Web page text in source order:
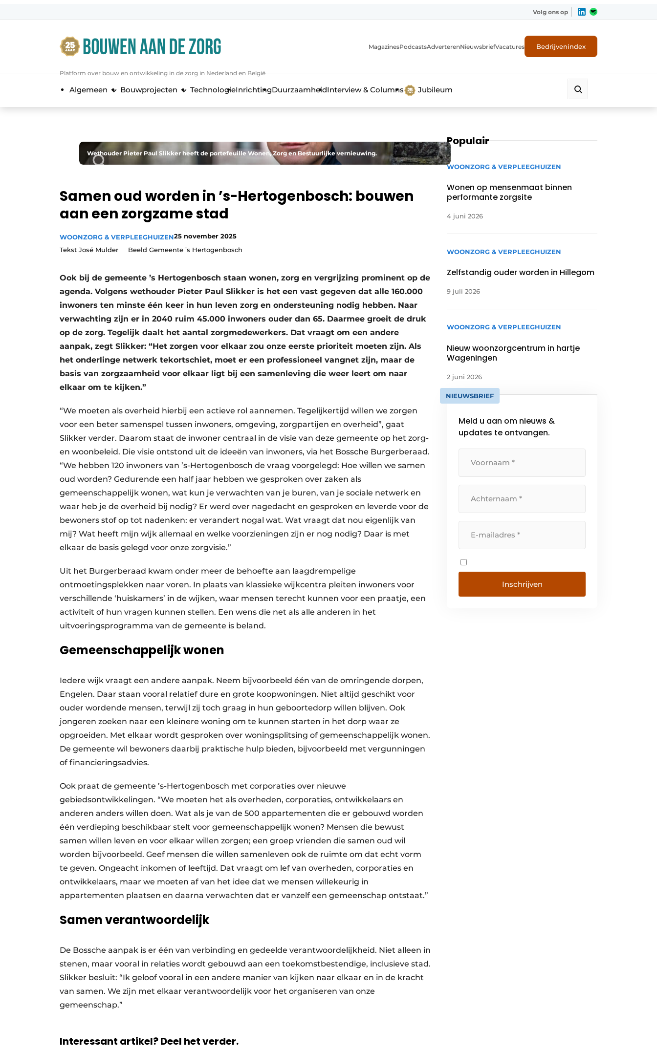
Algemene voorwaarden
Jaarboek
Jubileumboek
Nieuwsbrief
Podcasts
Vacature aanmelden
Video’s
Volg ons op
Platform over bouw en ontwikkeling in de zorg in Nederland en België
MagazinesPodcastsAdverterenNieuwsbriefVacatures Bedrijvenindex
Algemeen Bouwprojecten TechnologieInrichtingDuurzaamheidInterview & Columns Jubileum
Wethouder Pieter Paul Slikker heeft de portefeuille Wonen, Zorg en Bestuurlijke vernieuwing.
Samen oud worden in ’s-Hertogenbosch: bouwen
aan een zorgzame stad
WOONZORG & VERPLEEGHUIZEN25 november 2025
Tekst José Mulder Beeld Gemeente ’s Hertogenbosch
Ook bij de gemeente ’s Hertogenbosch staan wonen, zorg en vergrijzing prominent op de
agenda. Volgens wethouder Pieter Paul Slikker is het een vast gegeven dat alle 160.000
inwoners ten minste één keer in hun leven zorg en ondersteuning nodig hebben. Naar
verwachting zijn er in 2040 ruim 45.000 inwoners ouder dan 65. Daarmee groeit de druk
op de zorg. Tegelijk daalt het aantal zorgmedewerkers. Dat vraagt om een andere
aanpak, zegt Slikker: “Het zorgen voor elkaar zou onze eerste prioriteit moeten zijn. Als
het onderlinge netwerk tekortschiet, moet er een professioneel vangnet zijn, maar de
basis van zorgzaamheid voor elkaar ligt bij een samenleving die weer leert om naar
elkaar om te kijken.”
“We moeten als overheid hierbij een actieve rol aannemen. Tegelijkertijd willen we zorgen
voor een beter samenspel tussen inwoners, omgeving, zorgpartijen en overheid”, gaat
Slikker verder. Daarom staat de inwoner centraal in de visie van deze gemeente op het zorg-
en woonbeleid. Die visie ontstond uit de ideeën van inwoners, via het Bossche Burgerberaad.
“We hebben 120 inwoners van ’s-Hertogenbosch de vraag voorgelegd: Hoe willen we samen
oud worden? Gedurende een half jaar hebben we gesproken over zaken als
gemeenschappelijk wonen, wat kun je verwachten van je buren, van je sociale netwerk en
waar heb je de overheid bij nodig? Er werd over nagedacht en gesproken en leverde voor de
bewoners stof op tot nadenken: er verandert nogal wat. Wat vraagt dat nou eigenlijk van
mij? Wat heeft mijn wijk allemaal en welke voorzieningen zijn er nog nodig? Daar is met
elkaar de basis gelegd voor onze zorgvisie.”
Uit het Burgerberaad kwam onder meer de behoefte aan laagdrempelige
ontmoetingsplekken naar voren. In plaats van klassieke wijkcentra pleiten inwoners voor
verschillende ‘huiskamers’ in de wijken, waar mensen terecht kunnen voor een praatje, een
activiteit of hun vragen kunnen stellen. Een wens die net als alle anderen in het
uitvoeringsprogramma van de gemeente is beland.
Gemeenschappelijk wonen
Iedere wijk vraagt een andere aanpak. Neem bijvoorbeeld één van de omringende dorpen,
Engelen. Daar staan vooral relatief dure en grote koopwoningen. Niet altijd geschikt voor
ouder wordende mensen, terwijl zij toch graag in hun geboortedorp willen blijven. Ook
jongeren zoeken naar een kleinere woning om te kunnen starten in het dorp waar ze
opgroeiden. Met elkaar wordt gesproken over woningsplitsing of gemeenschappelijk wonen.
De gemeente wil bewoners daarbij praktische hulp bieden, bijvoorbeeld met vergunningen
of financieringsadvies.
Ook praat de gemeente ’s-Hertogenbosch met corporaties over nieuwe
gebiedsontwikkelingen. “We moeten het als overheden, corporaties, ontwikkelaars en
anderen anders willen doen. Wat als je van de 500 appartementen die er gebouwd worden
één verdieping beschikbaar stelt voor gemeenschappelijk wonen? Mensen die bewust
samen willen leven en voor elkaar willen zorgen; een groep vrienden die samen oud wil
worden bijvoorbeeld. Geef mensen die willen samenleven ook de ruimte om dat echt vorm
te geven. Ongeacht inkomen of leeftijd. Dat vraagt om lef van overheden, corporaties en
ontwikkelaars, maar we moeten af van het idee dat we mensen willekeurig in
appartementen plaatsen en daarna verwachten dat er vanzelf een gemeenschap ontstaat.”
Samen verantwoordelijk
De Bossche aanpak is er één van verbinding en gedeelde verantwoordelijkheid. Niet alleen in
stenen, maar vooral in relaties wordt gebouwd aan een toekomstbestendige, inclusieve stad.
Slikker besluit: “Ik geloof vooral in een andere manier van kijken naar elkaar en in de kracht
van samen. We zijn met elkaar verantwoordelijk voor het organiseren van onze
gemeenschap.”
Interessant artikel? Deel het verder.
Populair
WOONZORG & VERPLEEGHUIZEN
Wonen op mensenmaat binnen
performante zorgsite
4 juni 2026
WOONZORG & VERPLEEGHUIZEN
Zelfstandig ouder worden in Hillegom
9 juli 2026
WOONZORG & VERPLEEGHUIZEN
Nieuw woonzorgcentrum in hartje
Wageningen
2 juni 2026
NIEUWSBRIEF
Meld u aan om nieuws &
updates te ontvangen.